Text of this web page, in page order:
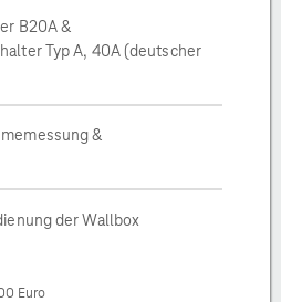
B20A &
Typ A, 40A (deutscher
&
der Wallbox
Euro